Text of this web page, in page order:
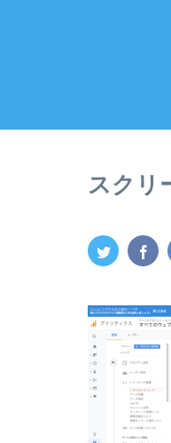
スクリ